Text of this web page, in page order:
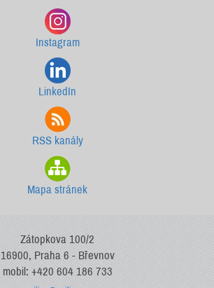
Instagram
LinkedIn
RSS kanály
Mapa stránek
Zátopkova 100/2
16900, Praha 6 - Břevnov
mobil: +420 604 186 733